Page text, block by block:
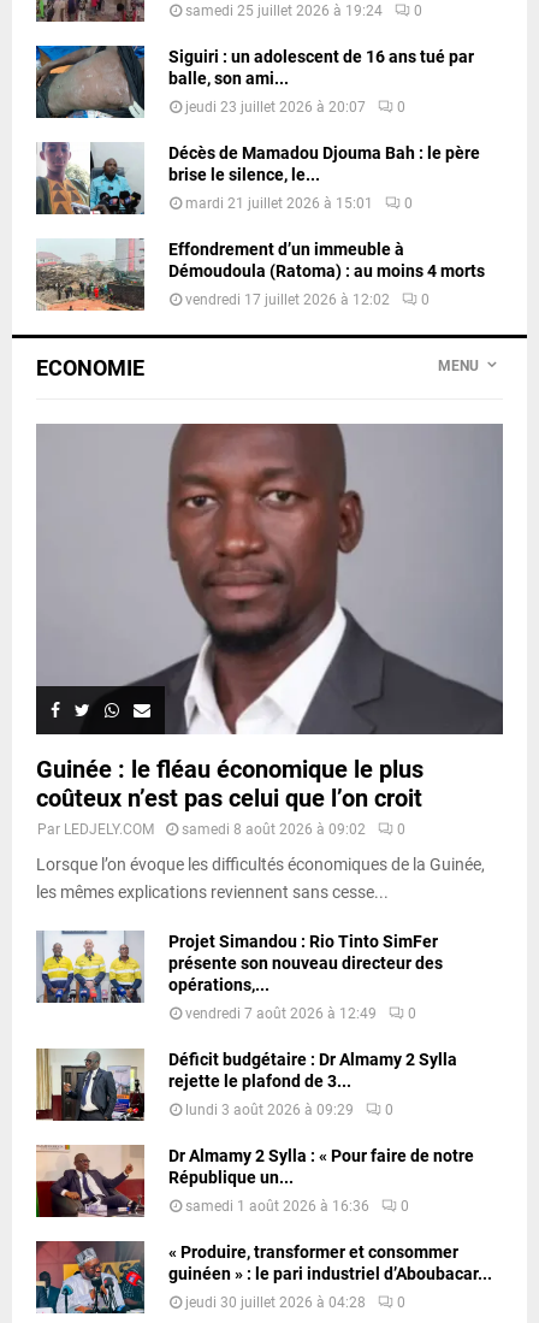
samedi 25 juillet 2026 à 19:24 0
Siguiri : un adolescent de 16 ans tué par
balle, son ami...
jeudi 23 juillet 2026 à 20:07 0
Décès de Mamadou Djouma Bah : le père
brise le silence, le...
mardi 21 juillet 2026 à 15:01 0
Effondrement d’un immeuble à
Démoudoula (Ratoma) : au moins 4 morts
vendredi 17 juillet 2026 à 12:02 0
ECONOMIE MENU
Guinée : le fléau économique le plus
coûteux n’est pas celui que l’on croit
Par LEDJELY.COM samedi 8 août 2026 à 09:02 0
Lorsque l’on évoque les difficultés économiques de la Guinée,
les mêmes explications reviennent sans cesse...
Projet Simandou : Rio Tinto SimFer
présente son nouveau directeur des
opérations,...
vendredi 7 août 2026 à 12:49 0
Déficit budgétaire : Dr Almamy 2 Sylla
rejette le plafond de 3...
lundi 3 août 2026 à 09:29 0
Dr Almamy 2 Sylla : « Pour faire de notre
République un...
samedi 1 août 2026 à 16:36 0
« Produire, transformer et consommer
guinéen » : le pari industriel d’Aboubacar...
jeudi 30 juillet 2026 à 04:28 0